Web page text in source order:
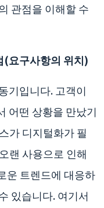
관점을 이해할 수
(요구사항의 위치)
기입니다. 고객이
어떤 상황을 만났기
가 디지털화가 필
랜 사용으로 인해
운 트렌드에 대응하
있습니다. 여기서